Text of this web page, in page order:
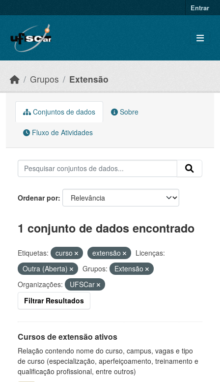
Entrar
Grupos Extensão
Conjuntos de dados Sobre
Fluxo de Atividades
Ordenar por
1 conjunto de dados encontrado
Etiquetas: curso extensão
Licenças:
Outra (Aberta)
Grupos:
Extensão
Organizações:
UFSCar
Filtrar Resultados
Cursos de extensão ativos
Relação contendo nome do curso, campus, vagas e tipo
de curso (especialização, aperfeiçoamento, treinamento e
qualificação profissional, entre outros)